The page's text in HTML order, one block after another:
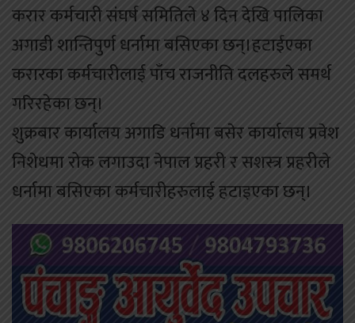
करार कर्मचारी संघर्ष समितिले ४ दिन देखि पालिका
अगाडी शान्तिपुर्ण धर्नामा बसिएका छन्।हटाईएका
करारका कर्मचारीलाई पाँच राजनीति दलहरुले समर्थ
गरिरहेका छन्।
शुक्रबार कार्यालय अगाडि धर्नामा बसेर कार्यालय प्रवेश
निशेधमा रोक लगाउदा नेपाल प्रहरी र सशस्त्र प्रहरीले
धर्नामा बसिएका कर्मचारीहरुलाई हटाइएका छन्।